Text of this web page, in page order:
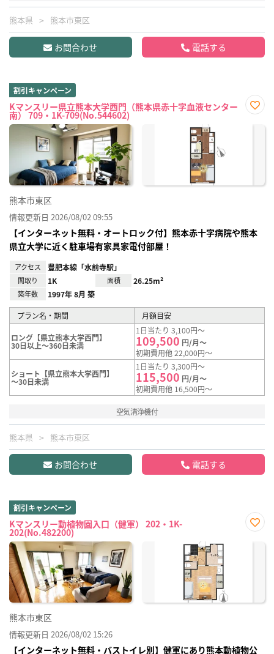
熊本県 熊本市東区
お問合わせ 電話する
割引キャンペーン
Kマンスリー県立熊本大学西門（熊本県赤十字血液センター
南） 709・1K-709(No.544602)
に入
熊本市東区
情報更新日 2026/08/02 09:55
【インターネット無料・オートロック付】熊本赤十字病院や熊本
県立大学に近く駐車場有家具家電付部屋！
アクセス 豊肥本線「水前寺駅」
間取り 1K 面積 26.25m²
築年数 1997年 8月 築
プラン名・期間 月額目安
ロング【県立熊本大学西門】
30日以上～360日未満
1日当たり 3,100円～
109,500 円/月～
初期費用他 22,000円～
ショート【県立熊本大学西門】
～30日未満
1日当たり 3,300円～
115,500 円/月～
初期費用他 16,500円～
空気清浄機付
熊本県 熊本市東区
お問合わせ 電話する
割引キャンペーン
Kマンスリー動植物園入口（健軍） 202・1K-
202(No.482200)
に入
熊本市東区
情報更新日 2026/08/02 15:26
【インターネット無料・バストイレ別】健軍にあり熊本動植物公